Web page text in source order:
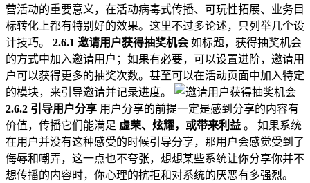
营活动的重要意义，在活动病毒式传播、可玩性拓展、业务目
标转化上都有特别好的效果。这里不过多论述，只列举几个设
计技巧。 2.6.1 邀请用户获得抽奖机会 如标题，获得抽奖机会
的方式中加入邀请用户；如果有必要，可以设置进阶，邀请用
户可以获得更多的抽奖次数。甚至可以在活动页面中加入特定
的模块，来引导邀请并记录进度。
2.6.2 引导用户分享 用户分享的前提一定是感到分享的内容有
价值，传播它们能满足 虚荣、炫耀，或带来利益 。 如果系统
在用户并没有这种感受的时候引导分享，那用户会感觉受到了
侮辱和嘲弄，这一点也不夸张，想想某些系统让你分享你并不
想传播的内容时，你心理的抗拒和对系统的厌恶有多强烈。